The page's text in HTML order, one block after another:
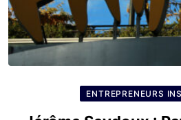
ENTREPRENEURS